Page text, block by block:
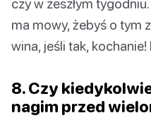
czy w zeszłym
ma mowy, żebyś o tym
wina, jeśli tak,
8. Czy
nagim przed